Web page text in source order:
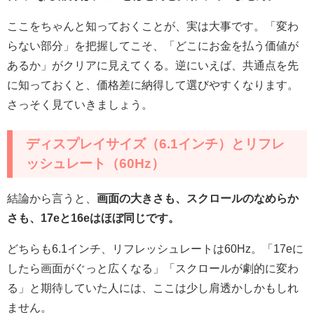
ここをちゃんと知っておくことが、実は大事です。「変わ
らない部分」を把握してこそ、「どこにお金を払う価値が
あるか」がクリアに見えてくる。逆にいえば、共通点を先
に知っておくと、価格差に納得して選びやすくなります。
さっそく見ていきましょう。
ディスプレイサイズ（6.1インチ）とリフレ
ッシュレート（60Hz）
結論から言うと、 画面の大きさも、スクロールのなめらか
さも、17eと16eはほぼ同じです。
どちらも6.1インチ、リフレッシュレートは60Hz。「17eに
したら画面がぐっと広くなる」「スクロールが劇的に変わ
る」と期待していた人には、ここは少し肩透かしかもしれ
ません。